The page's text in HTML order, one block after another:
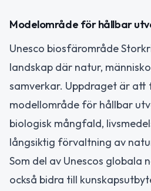
Modelområde för hållbar
Unesco biosfärområde
landskap där natur,
samverkar. Uppdraget är att
modellområde för hållbar
biologisk mångfald,
långsiktig förvaltning av
Som del av Unescos globala
också bidra till